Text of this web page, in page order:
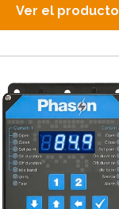
Ver el producto